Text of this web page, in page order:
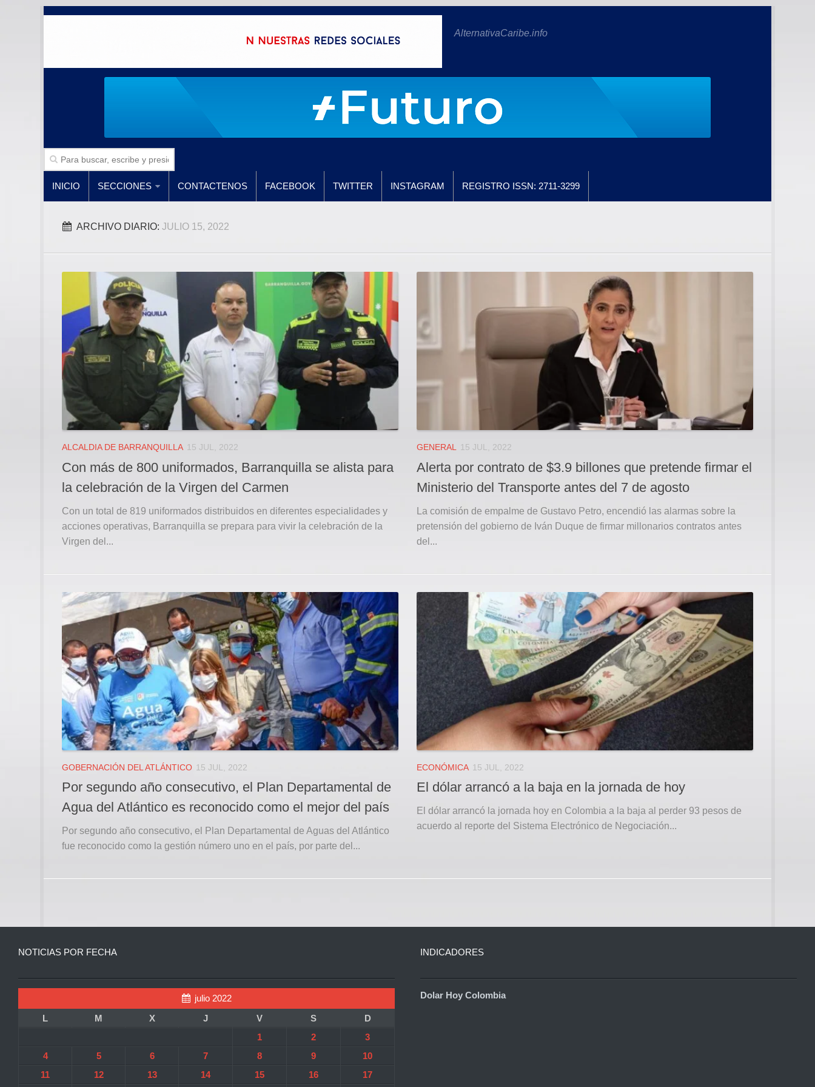
AlternativaCaribe.info
INICIO SECCIONES CONTACTENOS FACEBOOK TWITTER INSTAGRAM REGISTRO ISSN: 2711-3299
ARCHIVO DIARIO: JULIO 15, 2022
ALCALDIA DE BARRANQUILLA 15 JUL, 2022
Con más de 800 uniformados, Barranquilla se alista para
la celebración de la Virgen del Carmen
Con un total de 819 uniformados distribuidos en diferentes especialidades y
acciones operativas, Barranquilla se prepara para vivir la celebración de la
Virgen del...
GENERAL 15 JUL, 2022
Alerta por contrato de $3.9 billones que pretende firmar el
Ministerio del Transporte antes del 7 de agosto
La comisión de empalme de Gustavo Petro, encendió las alarmas sobre la
pretensión del gobierno de Iván Duque de firmar millonarios contratos antes
del...
GOBERNACIÓN DEL ATLÁNTICO 15 JUL, 2022
Por segundo año consecutivo, el Plan Departamental de
Agua del Atlántico es reconocido como el mejor del país
Por segundo año consecutivo, el Plan Departamental de Aguas del Atlántico
fue reconocido como la gestión número uno en el país, por parte del...
ECONÓMICA 15 JUL, 2022
El dólar arrancó a la baja en la jornada de hoy
El dólar arrancó la jornada hoy en Colombia a la baja al perder 93 pesos de
acuerdo al reporte del Sistema Electrónico de Negociación...
NOTICIAS POR FECHA
julio 2022
L
M X J V S
D
1
2
3
4
5 6 7 8 9
10
11
12 13 14 15 16 17
INDICADORES
Dolar Hoy Colombia